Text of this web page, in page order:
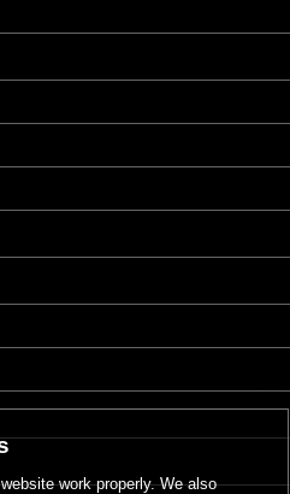
work properly. We also